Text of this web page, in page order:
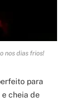
nos dias frios!
para
cheia de